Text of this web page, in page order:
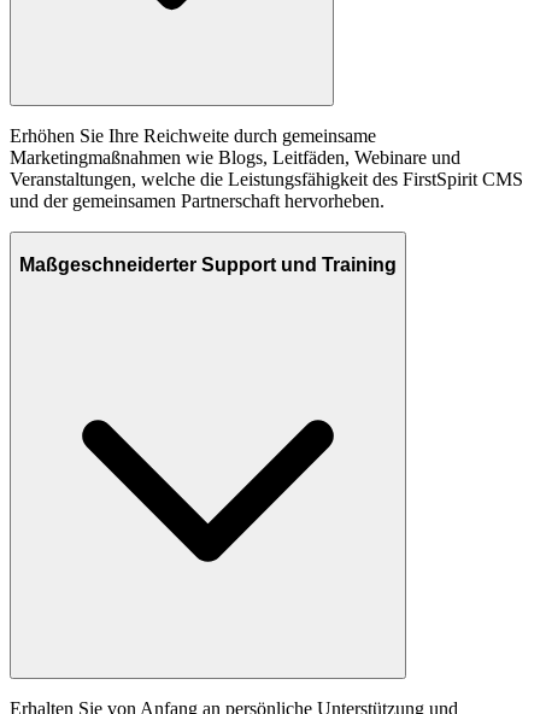
Erhöhen Sie Ihre Reichweite durch gemeinsame
Marketingmaßnahmen wie Blogs, Leitfäden, Webinare und
Veranstaltungen, welche die Leistungsfähigkeit des FirstSpirit CMS
und der gemeinsamen Partnerschaft hervorheben.
Maßgeschneiderter Support und Training
Erhalten Sie von Anfang an persönliche Unterstützung und